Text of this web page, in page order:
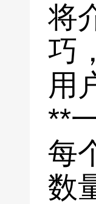
将
巧
用
**
每
数